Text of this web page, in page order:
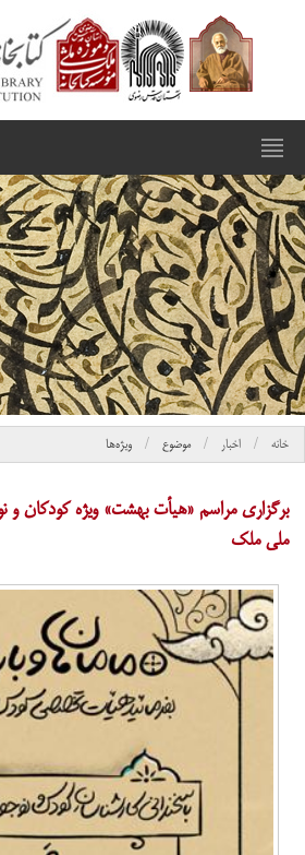
خانه اخبار موضوع ویژه‌ها
برگزاری مراسم «هیأت بهشت» ویژه کودکان و
ملی ملک